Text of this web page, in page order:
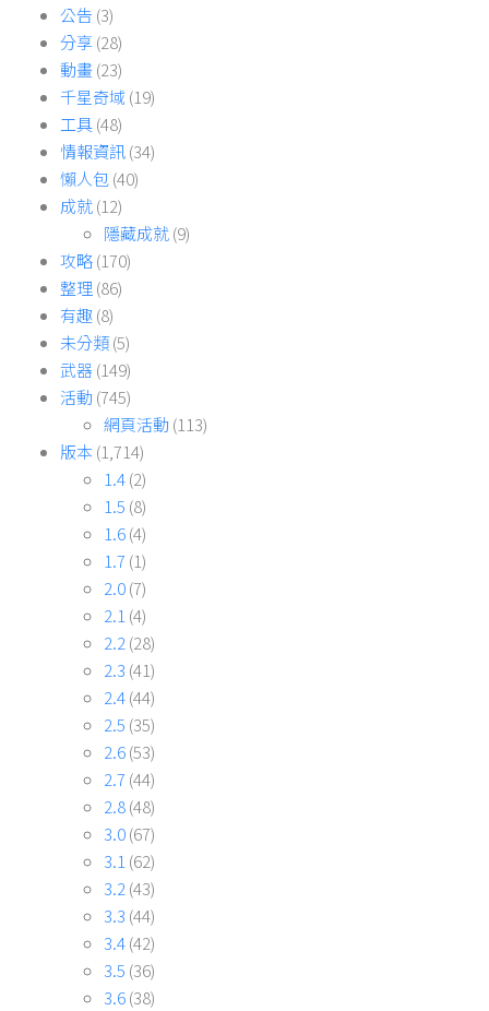
公告 (3)
分享(28)
動畫(23)
千星奇域 (19)
工具(48)
情報資訊(34)
懶人包(40)
成就(12)
隱藏成就(9)
攻略(170)
整理(86)
有趣(8)
未分類(5)
武器(149)
活動 (745)
網頁活動 (113)
版本 (1,714)
1.4(2)
1.5 (8)
1.6(4)
1.7 (1)
2.0(7)
2.1(4)
2.2(28)
2.3 (41)
2.4(44)
2.5 (35)
2.6(53)
2.7 (44)
2.8(48)
3.0(67)
3.1(62)
3.2(43)
3.3 (44)
3.4(42)
3.5 (36)
3.6(38)